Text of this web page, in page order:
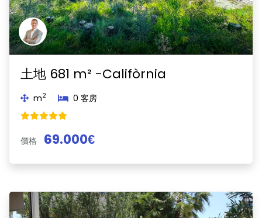
土地 681 m² -Califòrnia
m2 0 客房
價格 69.000€